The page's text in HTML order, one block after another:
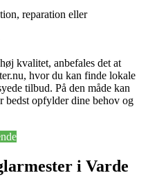
reparation eller
kvalitet, anbefales det at
hvor du kan finde lokale
tilbud. På den måde kan
bedst opfylder dine behov og
i Varde